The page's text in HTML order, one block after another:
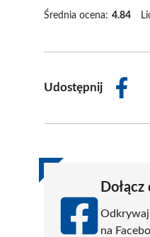
Średnia ocena: 4.84
Udostępnij
Share
na